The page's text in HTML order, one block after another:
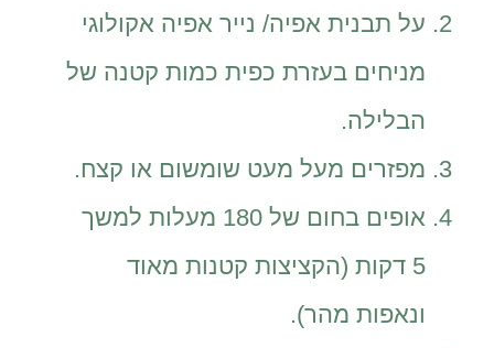
על תבנית אפיה/ נייר אפיה אקולוגי
מניחים בעזרת כפית כמות קטנה של
הבלילה.
מפזרים מעל מעט שומשום או קצח.
אופים בחום של 180 מעלות למשך
5 דקות (הקציצות קטנות מאוד
ונאפות מהר).